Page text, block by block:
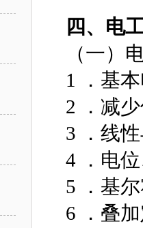
四、 电
（一）
1 ．基
2 ．减
3 ．线
4 ．电
5 ．基
6 ．叠